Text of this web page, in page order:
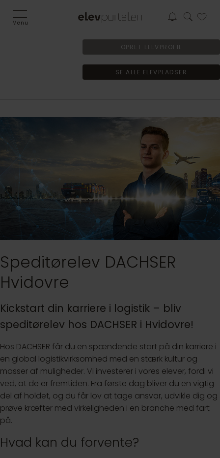
Menu
OPRET ELEVPROFIL
SE ALLE ELEVPLADSER
Speditørelev DACHSER
Hvidovre
Kickstart din karriere i logistik – bliv
speditørelev hos DACHSER i Hvidovre!
Hos DACHSER får du en spændende start på din karriere i
en global logistikvirksomhed med en stærk kultur og
masser af muligheder. Vi investerer i vores elever, fordi vi
ved, at de er fremtiden. Fra første dag bliver du en vigtig
del af holdet, og du får lov at tage ansvar, udvikle dig og
prøve kræfter med virkeligheden i en branche med fart
på.
Hvad kan du forvente?